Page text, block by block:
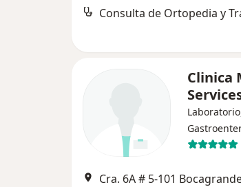
Clinica
Cra. 6A # 5-101